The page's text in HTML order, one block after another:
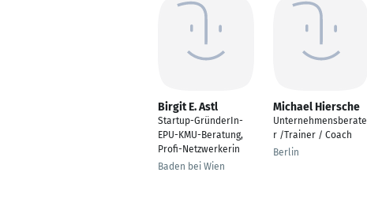
Birgit E. Astl
Startup-GründerIn-
EPU-KMU-Beratung,
Profi-Netzwerkerin
Baden bei Wien
Michael Hiersche
Unternehmensberate
r /Trainer / Coach
Berlin